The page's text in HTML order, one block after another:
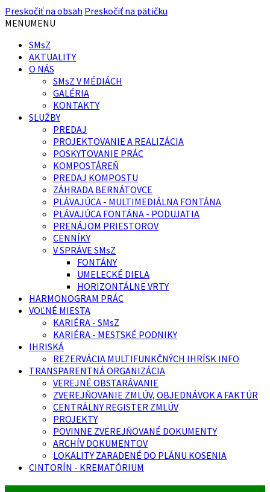
Preskočiť na obsah Preskočiť na pätičku
MENUMENU
SMsZ
AKTUALITY
O NÁS
SMsZ V MÉDIÁCH
GALÉRIA
KONTAKTY
SLUŽBY
PREDAJ
PROJEKTOVANIE A REALIZÁCIA
POSKYTOVANIE PRÁC
KOMPOSTÁREŇ
PREDAJ KOMPOSTU
ZÁHRADA BERNÁTOVCE
PLÁVAJÚCA - MULTIMEDIÁLNA FONTÁNA
PLÁVAJÚCA FONTÁNA - PODUJATIA
PRENÁJOM PRIESTOROV
CENNÍKY
V SPRÁVE SMsZ
FONTÁNY
UMELECKÉ DIELA
HORIZONTÁLNE VRTY
HARMONOGRAM PRÁC
VOĽNÉ MIESTA
KARIÉRA - SMsZ
KARIÉRA - MESTSKÉ PODNIKY
IHRISKÁ
REZERVÁCIA MULTIFUNKČNÝCH IHRÍSK INFO
TRANSPARENTNÁ ORGANIZÁCIA
VEREJNÉ OBSTARÁVANIE
ZVEREJŇOVANIE ZMLÚV, OBJEDNÁVOK A FAKTÚR
CENTRÁLNY REGISTER ZMLÚV
PROJEKTY
POVINNE ZVEREJŇOVANÉ DOKUMENTY
ARCHÍV DOKUMENTOV
LOKALITY ZARADENÉ DO PLÁNU KOSENIA
CINTORÍN - KREMATÓRIUM